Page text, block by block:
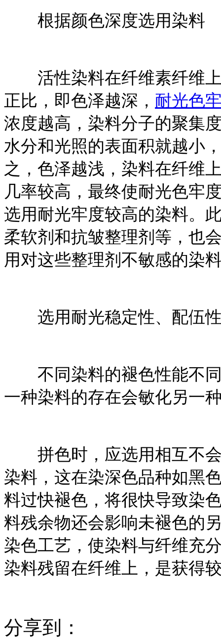
根据颜色深度选用染料
活性染料在纤维素纤维上
正比，即色泽越深， 耐光色
浓度越高，染料分子的聚集
水分和光照的表面积就越小
之，色泽越浅，染料在纤维
几率较高，最终使耐光色牢
选用耐光牢度较高的染料。
柔软剂和抗皱整理剂等，也
用对这些整理剂不敏感的染
选用耐光稳定性、配伍性
不同染料的褪色性能不同
一种染料的存在会敏化另一
拼色时，应选用相互不会
染料，这在染深色品种如黑
料过快褪色，将很快导致染
料残余物还会影响未褪色的
染色工艺，使染料与纤维充
染料残留在纤维上，是获得
分享到：